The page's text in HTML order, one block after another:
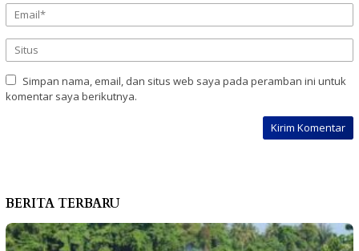
Simpan nama, email, dan situs web saya pada peramban ini untuk
komentar saya berikutnya.
BERITA TERBARU